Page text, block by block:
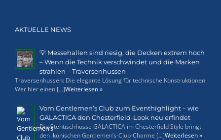
AKTUELLE NEWS
💡 Messehallen sind riesig, die Decken extrem hoch
– Wenn die Technik verschwindet und die Marken
strahlen – Traversenhussen
Traversenhussen: Die elegante Lösung für technische Konstruktionen
Wer hier einen [...]Weiterlesen »
Vom Gentlemen’s Club zum Eventhighlight – wie
GALACTICA den Chesterfield-Look neu erfindet
Die Stehtischhusse GALACTICA im Chesterfield Style bringt
den ikonischen Gentlemen’s-Club-Charme [...]Weiterlesen »